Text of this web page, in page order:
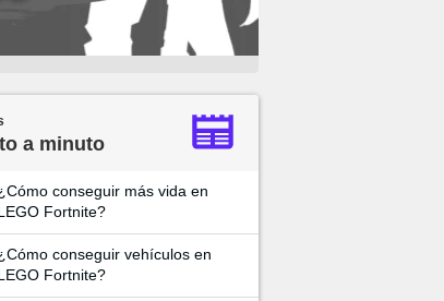
a minuto
conseguir más vida en
Fortnite?
conseguir vehículos en
Fortnite?